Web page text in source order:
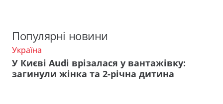
Популярні новини
Україна
У Києві Audi врізалася у вантажівку:
загинули жінка та 2-річна дитина